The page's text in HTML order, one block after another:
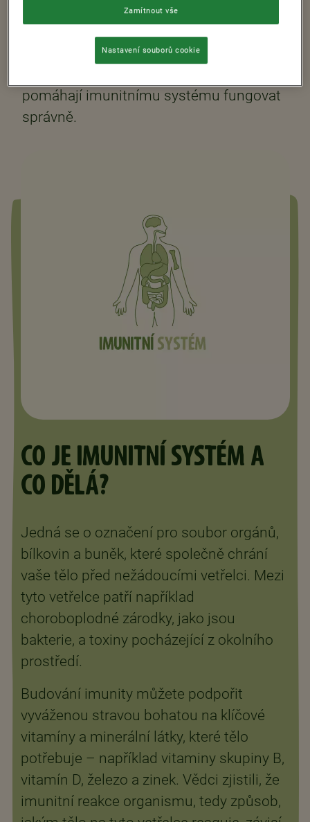
ze způsobů, jak přispět k normální funkci
cereálie Nestlé jsou obohaceny o
pomáhají imunitnímu systému fungovat
správně.
CO JE IMUNITNÍ SYSTÉM A
CO DĚLÁ?
Jedná se o označení pro soubor orgánů,
bílkovin a buněk, které společně chrání
vaše tělo před nežádoucími vetřelci. Mezi
tyto vetřelce patří například
choroboplodné zárodky, jako jsou
bakterie, a toxiny pocházející z okolního
prostředí.
Budování imunity můžete podpořit
vyváženou stravou bohatou na klíčové
vitamíny a minerální látky, které tělo
potřebuje – například vitaminy skupiny B,
vitamín D, železo a zinek. Vědci zjistili, že
imunitní reakce organismu, tedy způsob,
Zamítnout vše
Nastavení souborů cookie